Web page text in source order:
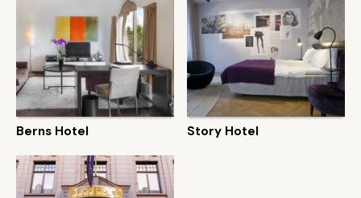
Berns Hotel Story Hotel